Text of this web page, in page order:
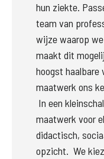
hun ziekte.
team van
wijze waarop
maakt dit
hoogst haalbare
maatwerk ons
maatwerk voor
didactisch,
opzicht.  We